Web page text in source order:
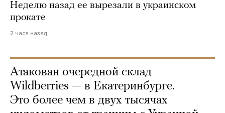
Неделю назад ее вырезали в украинском
прокате
2 часа назад
Атакован очередной склад
Wildberries — в Екатеринбурге.
Это более чем в двух тысячах